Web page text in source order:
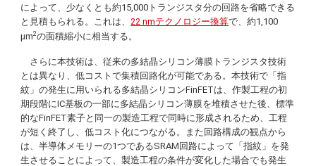
によって、少なくとも約15,000トランジスタ分の回路を省略できる
と見積もられる。これは、22 nmテクノロジー換算で、約1,100
μm2の面積縮小に相当する。
さらに本技術は、従来の多結晶シリコン薄膜トランジスタ技術
とは異なり、低コストで集積回路化が可能である。本技術で「指
紋」の発生に用いられる多結晶シリコンFinFETは、作製工程の初
期段階にIC基板の一部に多結晶シリコン薄膜を堆積させた後、標準
的なFinFET素子と同一の製造工程で同時に形成されるため、工程
が短く終了し、低コスト化につながる。また回路構成の観点から
は、半導体メモリーの1つであるSRAM回路によって「指紋」を発
生させることによって、製造工程の条件が変化した場合でも発生